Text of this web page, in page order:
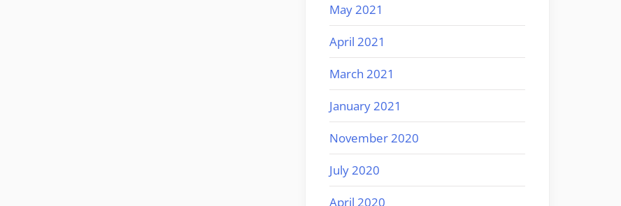
May 2021
April 2021
March 2021
January 2021
November 2020
July 2020
April 2020